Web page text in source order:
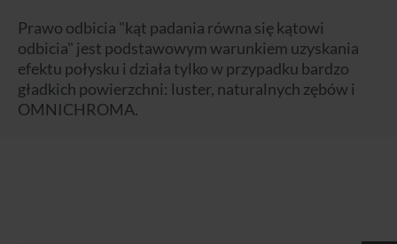
Prawo odbicia "kąt padania równa się kątowi
odbicia" jest podstawowym warunkiem uzyskania
efektu połysku i działa tylko w przypadku bardzo
gładkich powierzchni: luster, naturalnych zębów i
OMNICHROMA.